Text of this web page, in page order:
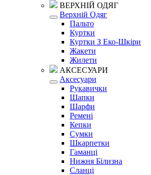
ВЕРХНІЙ ОДЯГ
Верхній Одяг
Пальто
Куртки
Куртки З Еко-Шкіри
Жакети
Жилети
АКСЕСУАРИ
Аксесуари
Рукавички
Шапки
Шарфи
Ремені
Кепки
Сумки
Шкарпетки
Гаманці
Нижня Білизна
Сланці